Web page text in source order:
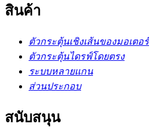
สินค้า
ตัวกระตุ้นเชิงเส้นของมอเตอ
ตัวกระตุ้นไดรฟ์โดยตรง
ระบบหลายแกน
ส่วนประกอบ
สนับสนุน